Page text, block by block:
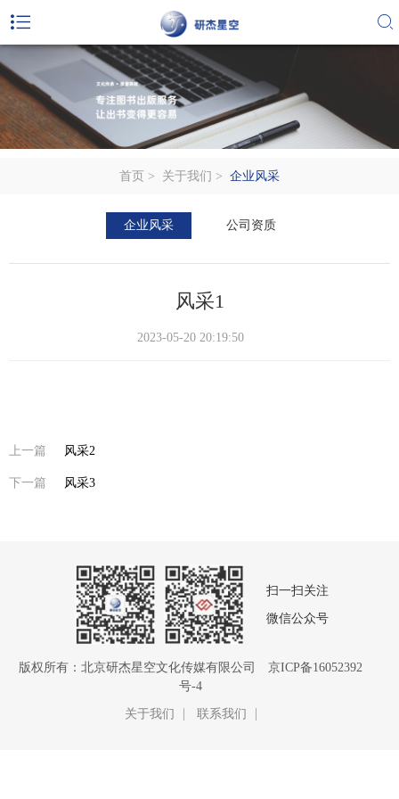
首页 > 关于我们 > 企业风采
企业风采 公司资质
风采1
2023-05-20 20:19:50
上一篇 风采2
下一篇 风采3
版权所有：北京研杰星空文化传媒有限公司 京ICP备16052392
号-4
关于我们 联系我们
扫一扫关注
微信公众号